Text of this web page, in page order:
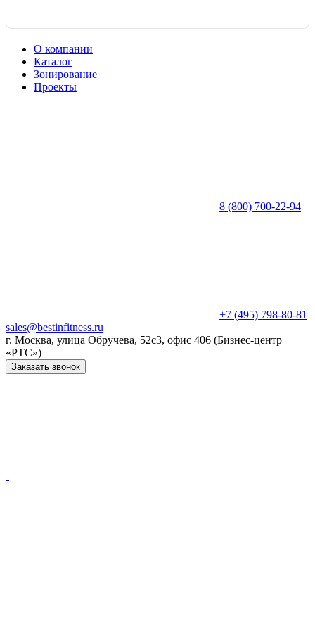
О компании
Каталог
Зонирование
Проекты
8 (800) 700-22-94
+7 (495) 798-80-81
sales@bestinfitness.ru
г. Москва, улица Обручева, 52с3, офис 406 (Бизнес-центр
«РТС»)
Заказать звонок